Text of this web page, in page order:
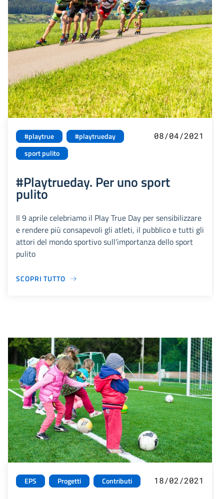
#playtrue
#playtrueday
sport pulito
08/04/2021
#Playtrueday. Per uno sport
pulito
Il 9 aprile celebriamo il Play True Day per sensibilizzare
e rendere più consapevoli gli atleti, il pubblico e tutti gli
attori del mondo sportivo sull’importanza dello sport
pulito
SCOPRI TUTTO
EPS Progetti Contributi 18/02/2021